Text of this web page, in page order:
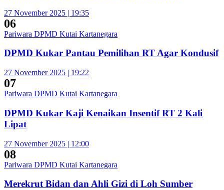
27 November 2025 | 19:35
06
Pariwara DPMD Kutai Kartanegara
DPMD Kukar Pantau Pemilihan RT Agar Kondusif
27 November 2025 | 19:22
07
Pariwara DPMD Kutai Kartanegara
DPMD Kukar Kaji Kenaikan Insentif RT 2 Kali
Lipat
27 November 2025 | 12:00
08
Pariwara DPMD Kutai Kartanegara
Merekrut Bidan dan Ahli Gizi di Loh Sumber